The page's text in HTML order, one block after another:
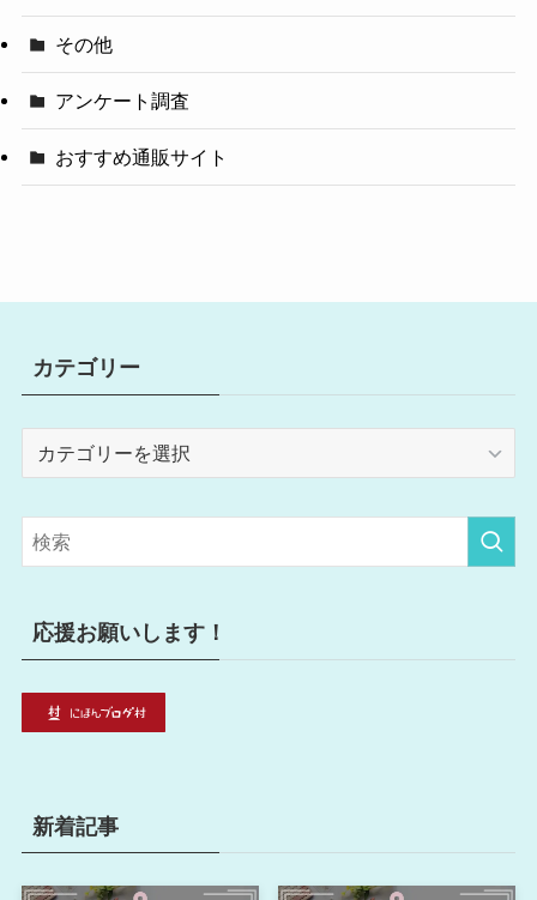
その他
アンケート調査
おすすめ通販サイト
カテゴリー
リ
ー
応援お願いします！
新着記事